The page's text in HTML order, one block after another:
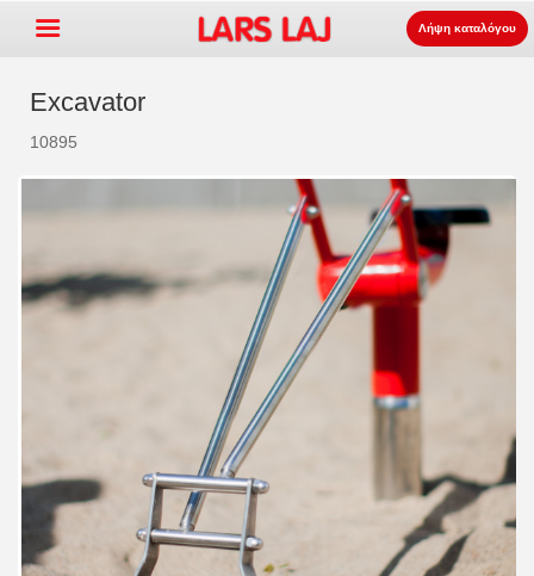
εξοπλισμός παιδότοπων +
Ο αθλητισμός εξοπλισμός +
επιφάνεια +
+
Παραγγείλτε τον κατάλογο
LarsLaj Worldwide
Lars Laj on Facebook
Λήψη καταλόγου
Excavator
10895